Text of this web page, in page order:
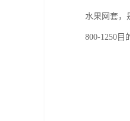
水果网套，
800-1250目